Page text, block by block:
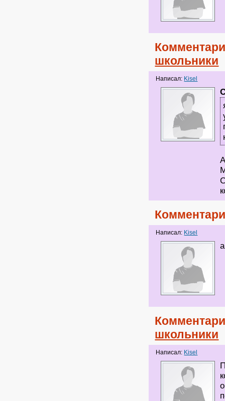
школьники
Написал: Kisel
Написал: Kisel
школьники
Написал: Kisel